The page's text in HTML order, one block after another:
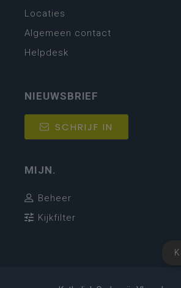
Locaties
Algemeen contact
Helpdesk
NIEUWSBRIEF
SCHRIJF IN
MIJN.
Beheer
Kijkfilter